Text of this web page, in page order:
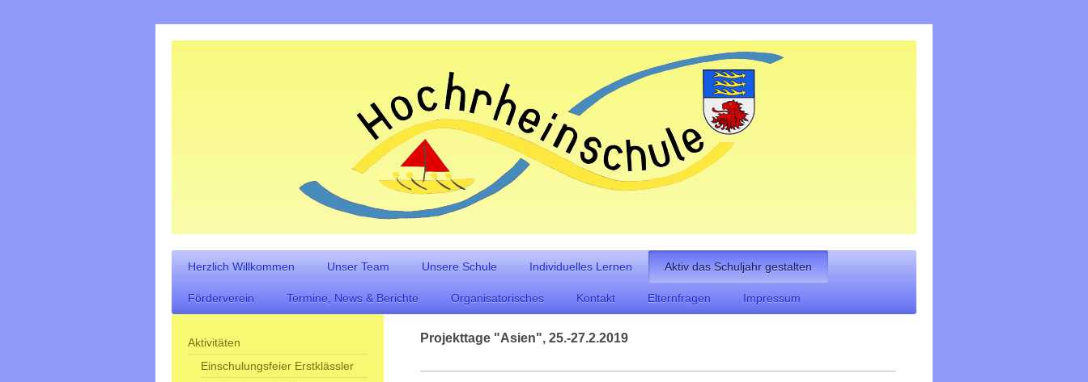
Herzlich Willkommen Unser Team Unsere Schule Individuelles Lernen Aktiv das Schuljahr gestalten
Förderverein Termine, News & Berichte Organisatorisches Kontakt Elternfragen Impressum
Projekttage "Asien", 25.-27.2.2019
Aktivitäten
Einschulungsfeier Erstklässler